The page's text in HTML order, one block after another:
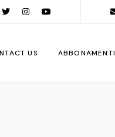
US ABBONAMENTI